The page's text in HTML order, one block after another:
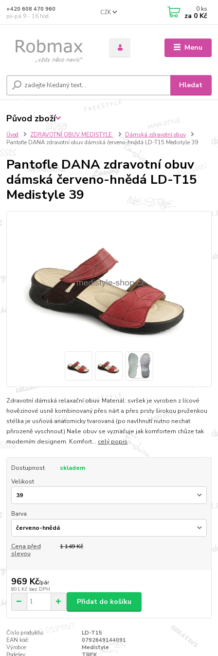
Menu
CZK
Hledat
+420 608 470 960
po-pá 9 - 16 hod.
0 ks
za 0 Kč
Úvod ZDRAVOTNÍ OBUV MEDISTYLE
Dámská zdravotní obuv
Pantofle DANA zdravotní obuv dámská červeno-hnědá LD-T15 Medistyle 39
Pantofle DANA zdravotní obuv
dámská červeno-hnědá LD-T15
Medistyle 39
Zdravotní dámská relaxační obuv. Materiál: svršek je vyroben z lícové
hovězinové usně kombinovaný přes nárt a přes prsty širokou pruženkou
stélka je usňová anatomicky tvarovaná (po navlhnutí nutno nechat
přirozeně vyschnout) Naše obuv se vyznačuje jak komfortem chůze tak
moderním designem. Komfort... celý popis
Dostupnost
skladem
Velikost
Barva
Cena před
slevou
1 149 Kč
969 Kč/pár
801 Kč bez DPH
Přidat do košíku
Číslo produktu:
LD-T15
EAN kód:
0792649144091
Výrobce:
Medistyle
Původ zboží